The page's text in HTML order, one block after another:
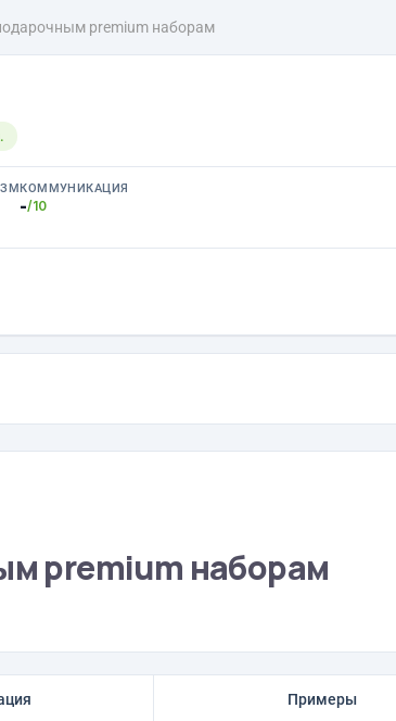
premium наборам
КОММУНИКАЦИЯ
-/10
premium наборам
Примеры